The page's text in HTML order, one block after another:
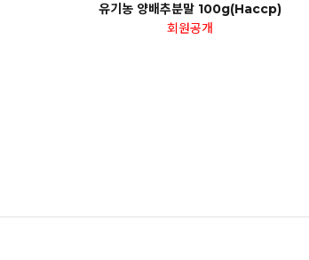
유기농 양배추분말 100g(Haccp)
회원공개